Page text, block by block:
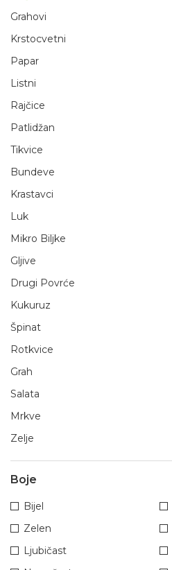
Grahovi
Krstocvetni
Papar
Listni
Rajčice
Patlidžan
Tikvice
Bundeve
Krastavci
Luk
Mikro Biljke
Gljive
Drugi Povrće
Kukuruz
Špinat
Rotkvice
Grah
Salata
Mrkve
Zelje
Boje
Bijel
Zelen
Ljubičast